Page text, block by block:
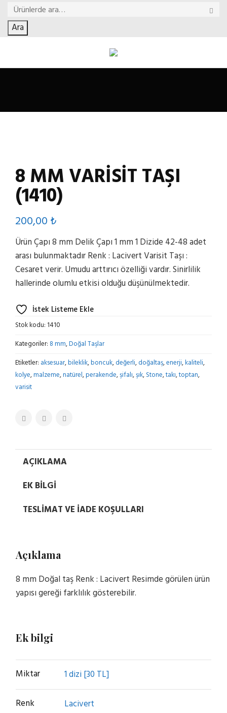
Ara
8 MM VARISIT TAŞI
(1410)
200,00 ₺
Ürün Çapı 8 mm Delik Çapı 1 mm 1 Dizide 42-48 adet
arası bulunmaktadır Renk : Lacivert Varisit Taşı :
Cesaret verir. Umudu arttırıcı özelliği vardır. Sinirlilik
hallerinde olumlu etkisi olduğu düşünülmektedir.
İstek Listeme Ekle
Stok kodu: 1410
Kategoriler: 8 mm,Doğal Taşlar
Etiketler: aksesuar,bileklik,boncuk,değerli,doğaltaş,enerji,kaliteli,
kolye,malzeme,natürel,perakende,şifalı,şık,Stone,takı,toptan,
varisit
AÇIKLAMA
EK BILGI
TESLIMAT VE İADE KOŞULLARI
Açıklama
8 mm Doğal taş Renk : Lacivert Resimde görülen ürün
yapısı gereği farklılık gösterebilir.
Ek bilgi
Miktar 1 dizi [30 TL]
Renk Lacivert